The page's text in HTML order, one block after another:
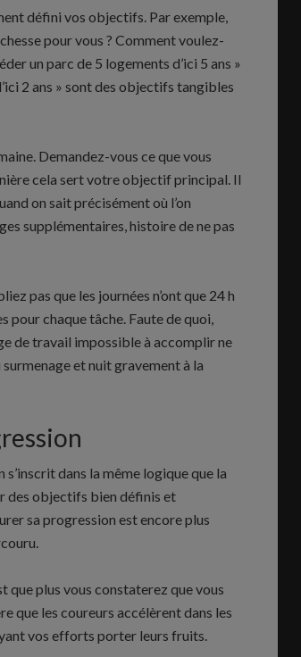
défini vos objectifs. Par exemple,
pour vous ? Comment voulez-
un parc de 5 logements d’ici 5 ans »
2 ans » sont des objectifs tangibles
Demandez-vous ce que vous
cela sert votre objectif principal. Il
on sait précisément où l’on
supplémentaires, histoire de ne pas
pas que les journées n’ont que 24 h
pour chaque tâche. Faute de quoi,
de travail impossible à accomplir ne
et nuit gravement à la
dans la même logique que la
des objectifs bien définis et
sa progression est encore plus
que plus vous constaterez que vous
que les coureurs accélèrent dans les
vos efforts porter leurs fruits.